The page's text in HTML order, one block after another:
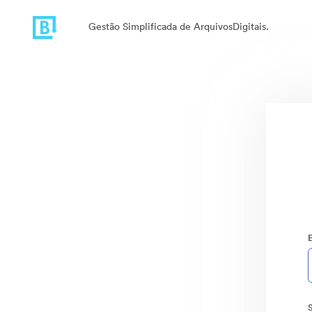
Gestão Simplificada de ArquivosDigitais.